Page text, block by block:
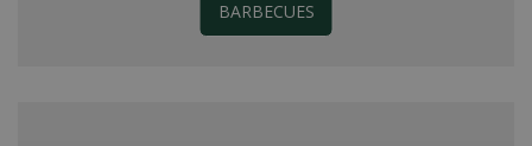
BARBECUES